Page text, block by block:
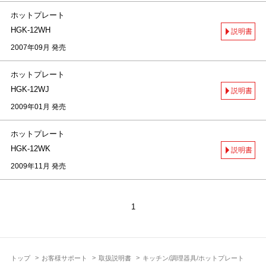
トップ お客様サポート 取扱説明書 キッチン/調理器具/ホットプレート
ホットプレート
HGK-12WH
2007年09月 発売
説明書
ホットプレート
HGK-12WJ
2009年01月 発売
説明書
ホットプレート
HGK-12WK
2009年11月 発売
説明書
1